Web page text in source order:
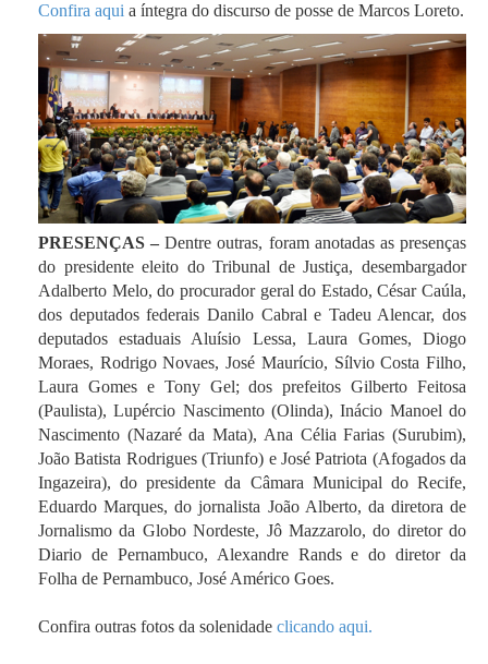
Confira aqui a íntegra do discurso de posse de Marcos Loreto.
PRESENÇAS – Dentre outras, foram anotadas as presenças
do presidente eleito do Tribunal de Justiça, desembargador
Adalberto Melo, do procurador geral do Estado, César Caúla,
dos deputados federais Danilo Cabral e Tadeu Alencar, dos
deputados estaduais Aluísio Lessa, Laura Gomes, Diogo
Moraes, Rodrigo Novaes, José Maurício, Sílvio Costa Filho,
Laura Gomes e Tony Gel; dos prefeitos Gilberto Feitosa
(Paulista), Lupércio Nascimento (Olinda), Inácio Manoel do
Nascimento (Nazaré da Mata), Ana Célia Farias (Surubim),
João Batista Rodrigues (Triunfo) e José Patriota (Afogados da
Ingazeira), do presidente da Câmara Municipal do Recife,
Eduardo Marques, do jornalista João Alberto, da diretora de
Jornalismo da Globo Nordeste, Jô Mazzarolo, do diretor do
Diario de Pernambuco, Alexandre Rands e do diretor da
Folha de Pernambuco, José Américo Goes.
Confira outras fotos da solenidade clicando aqui.